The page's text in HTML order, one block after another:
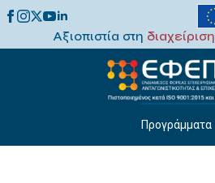
Αξιοπιστία στη διαχείριση
Προγράμματα